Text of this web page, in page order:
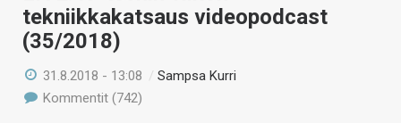
tekniikkakatsaus videopodcast
(35/2018)
31.8.2018 - 13:08 /Sampsa Kurri
Kommentit (742)